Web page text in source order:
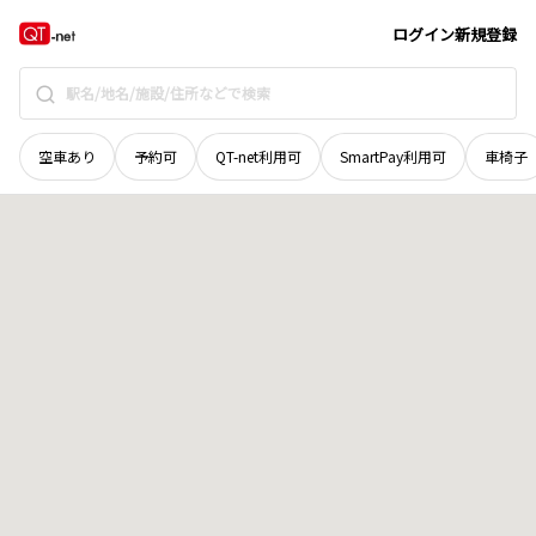
ログイン新規登録
空車あり 予約可 QT-net利用可 SmartPay利用可 車椅子
北海道